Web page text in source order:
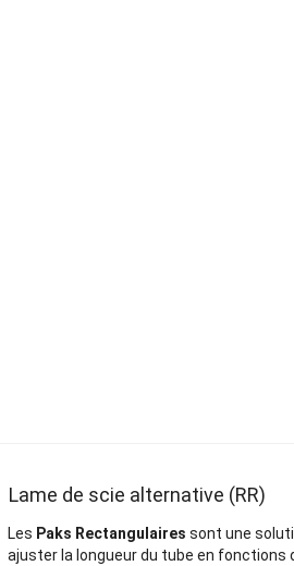
Lame de scie alternative (RR)
Les Paks Rectangulaires sont une
ajuster la longueur du tube en fonctions